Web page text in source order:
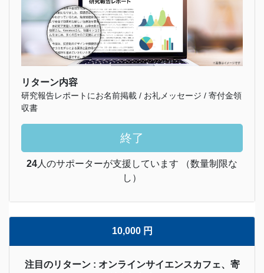
リターン内容
研究報告レポートにお名前掲載 / お礼メッセージ / 寄付金領
収書
終了
24人のサポーターが支援しています （数量制限な
し）
10,000 円
注目のリターン : オンラインサイエンスカフェ、寄